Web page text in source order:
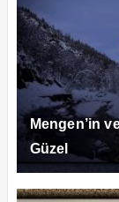
Mengen’in
Güzel